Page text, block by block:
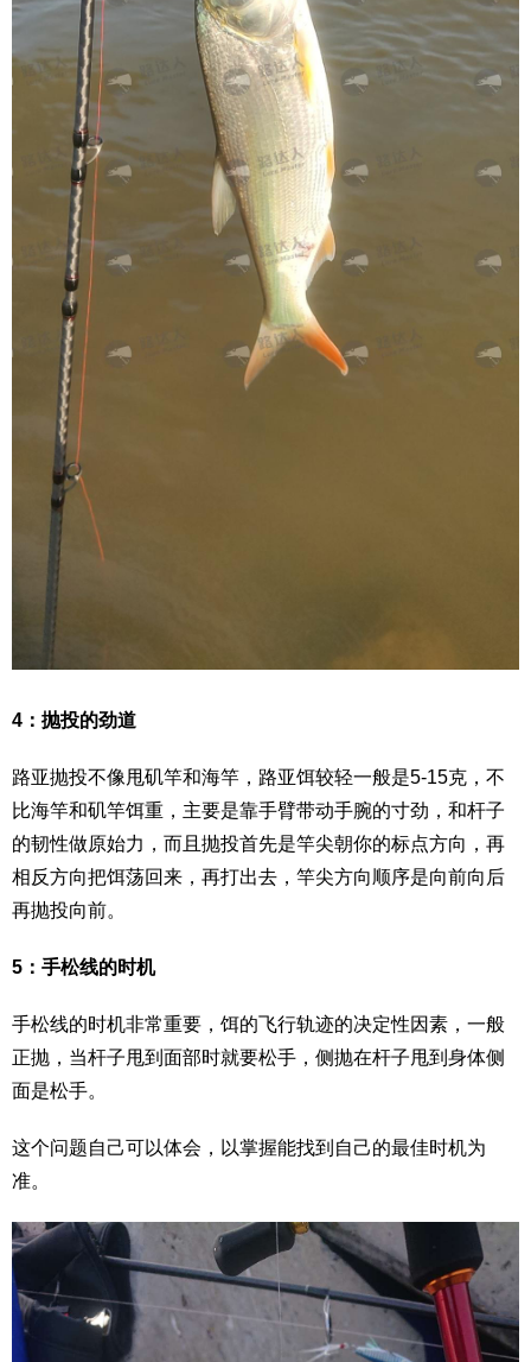
4：抛投的劲道
路亚抛投不像甩矶竿和海竿，路亚饵较轻一般是5-15克，不
比海竿和矶竿饵重，主要是靠手臂带动手腕的寸劲，和杆子
的韧性做原始力，而且抛投首先是竿尖朝你的标点方向，再
相反方向把饵荡回来，再打出去，竿尖方向顺序是向前向后
再抛投向前。
5：手松线的时机
手松线的时机非常重要，饵的飞行轨迹的决定性因素，一般
正抛，当杆子甩到面部时就要松手，侧抛在杆子甩到身体侧
面是松手。
这个问题自己可以体会，以掌握能找到自己的最佳时机为
准。